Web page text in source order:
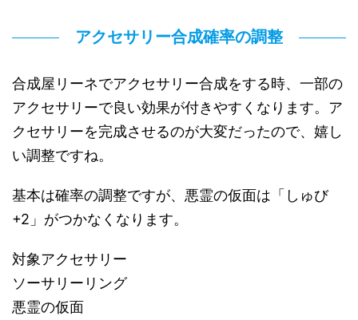
アクセサリー合成確率の調整
合成屋リーネでアクセサリー合成をする時、一部の
アクセサリーで良い効果が付きやすくなります。ア
クセサリーを完成させるのが大変だったので、嬉し
い調整ですね。
基本は確率の調整ですが、悪霊の仮面は「しゅび
+2」がつかなくなります。
対象アクセサリー
ソーサリーリング
悪霊の仮面